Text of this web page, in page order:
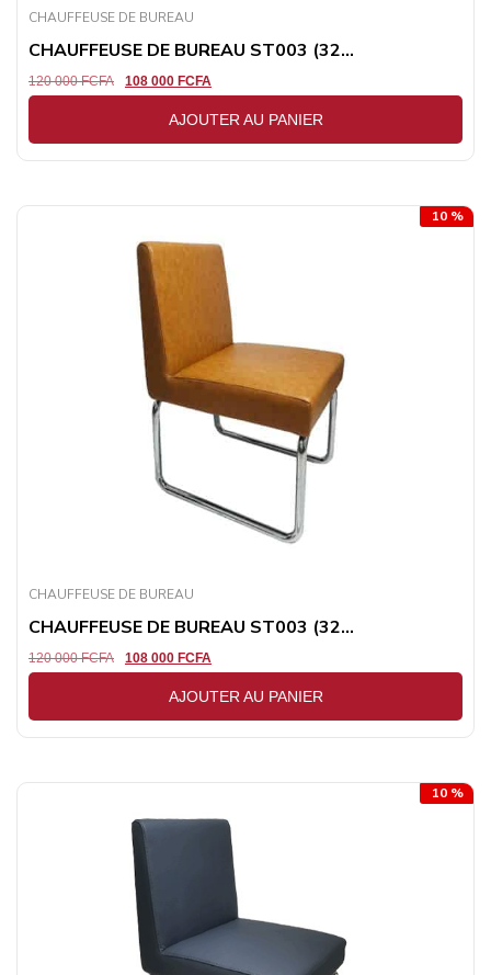
CHAUFFEUSE DE BUREAU
CHAUFFEUSE DE BUREAU ST003 (32...
120 000FCFA 108 000 FCFA
AJOUTER AU PANIER
10 %
CHAUFFEUSE DE BUREAU
CHAUFFEUSE DE BUREAU ST003 (32...
120 000FCFA 108 000 FCFA
AJOUTER AU PANIER
10 %